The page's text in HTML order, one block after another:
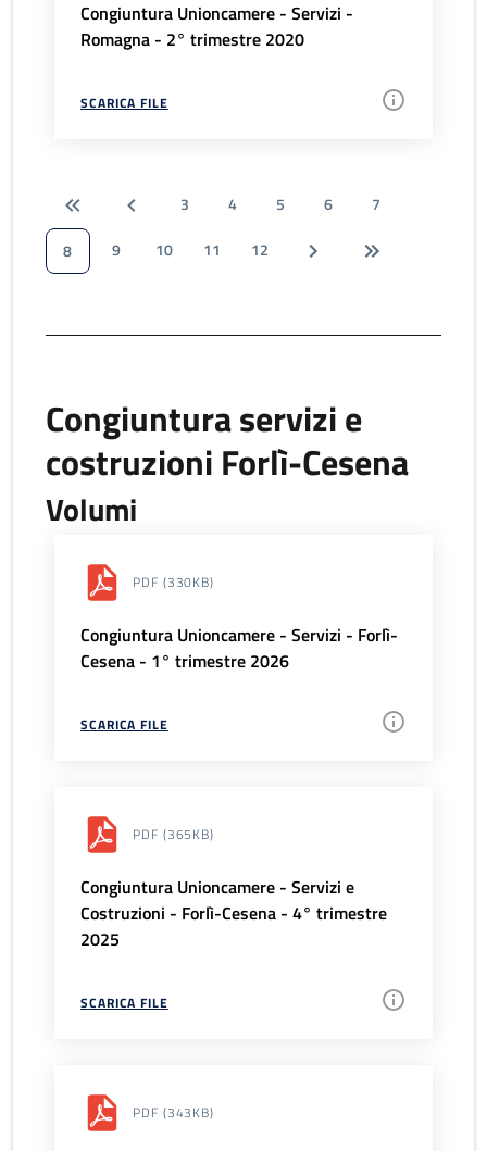
Congiuntura Unioncamere - Servizi -
Romagna - 2° trimestre 2020
SCARICA FILE
3 4 5 6
7
8
9 10 11 12
Congiuntura servizi e
costruzioni Forlì-Cesena
Volumi
PDF (330KB)
Congiuntura Unioncamere - Servizi - Forlì-
Cesena - 1° trimestre 2026
SCARICA FILE
PDF (365KB)
Congiuntura Unioncamere - Servizi e
Costruzioni - Forlì-Cesena - 4° trimestre
2025
SCARICA FILE
PDF (343KB)